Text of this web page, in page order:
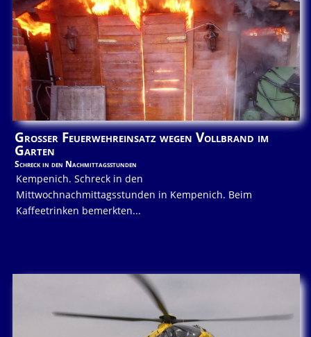
Großer Feuerwehreinsatz wegen Vollbrand im
Garten
Schreck in den Nachmittagsstunden
Kempenich. Schreck in den
Mittwochnachmittagsstunden in Kempenich. Beim
Kaffeetrinken bemerkten...